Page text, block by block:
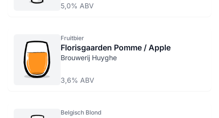
5,0% ABV
Fruitbier
Florisgaarden Pomme / Apple
Brouwerij Huyghe
3,6% ABV
Belgisch Blond